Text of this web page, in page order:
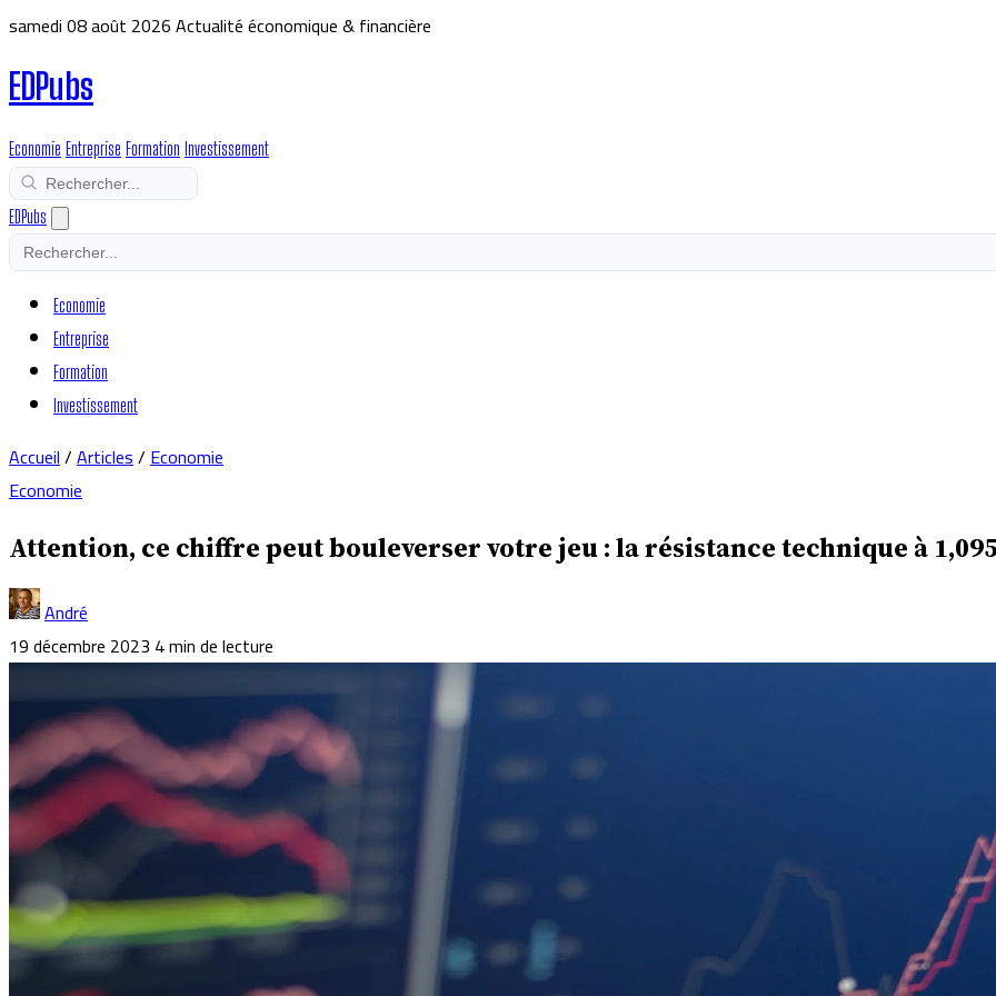
samedi 08 août 2026Actualité économique & financière
EDPubs
Economie Entreprise Formation Investissement
EDPubs
Economie
Entreprise
Formation
Investissement
Accueil/Articles/Economie
Economie
Attention, ce chiffre peut bouleverser votre jeu : la résistance technique à
André
19 décembre 2023 4 min de lecture